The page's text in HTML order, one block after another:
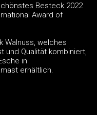
Besteck 2022
Award of
Walnuss, welches
und Qualität kombiniert,
in
erhältlich.